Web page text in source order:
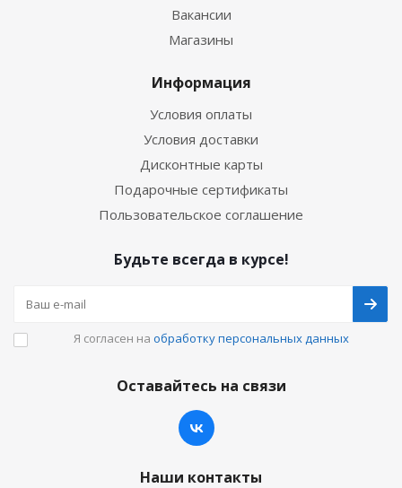
Вакансии
Магазины
Информация
Условия оплаты
Условия доставки
Дисконтные карты
Подарочные сертификаты
Пользовательское соглашение
Будьте всегда в курсе!
Я согласен на обработку персональных данных
Оставайтесь на связи
Наши контакты